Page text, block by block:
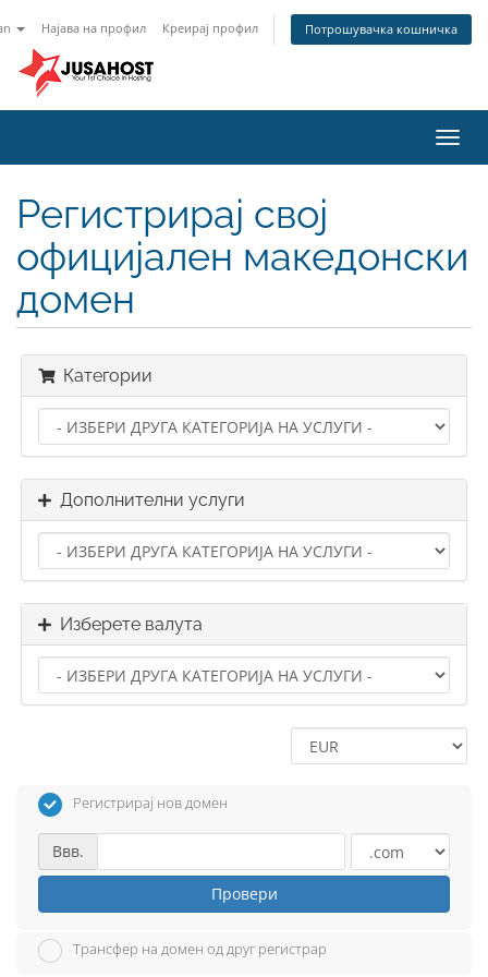
Најава на профил Креирај профил Потрошувачка кошничка
ја
Регистрирај свој
официјален македонски
домен
Категории
Дополнителни услуги
Изберете валута
Регистрирај нов домен
Ввв.
Провери
Трансфер на домен од друг регистрар